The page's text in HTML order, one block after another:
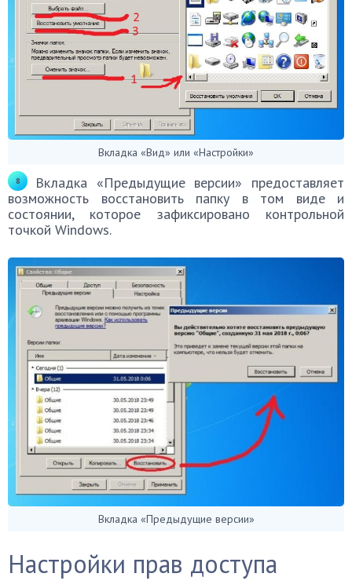
Вкладка «Вид» или «Настройки»
Вкладка «Предыдущие версии» предоставляет
возможность восстановить папку в том виде и
состоянии, которое зафиксировано контрольной
точкой Windows.
Вкладка «Предыдущие версии»
Настройки прав доступа